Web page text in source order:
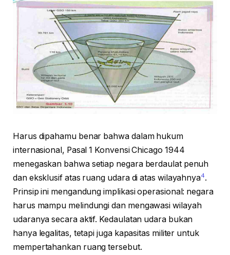
Harus dipahamu benar bahwa dalam hukum
internasional, Pasal 1 Konvensi Chicago 1944
menegaskan bahwa setiap negara berdaulat penuh
dan eksklusif atas ruang udara di atas wilayahnya4.
Prinsip ini mengandung implikasi operasional: negara
harus mampu melindungi dan mengawasi wilayah
udaranya secara aktif. Kedaulatan udara bukan
hanya legalitas, tetapi juga kapasitas militer untuk
mempertahankan ruang tersebut.